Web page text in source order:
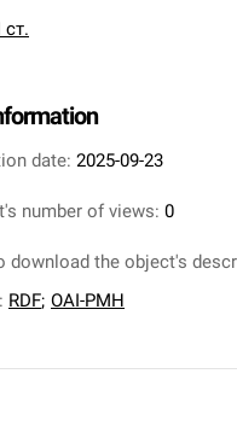
date: 2025-09-23
number of views: 0
download the object's
RDF; OAI-PMH